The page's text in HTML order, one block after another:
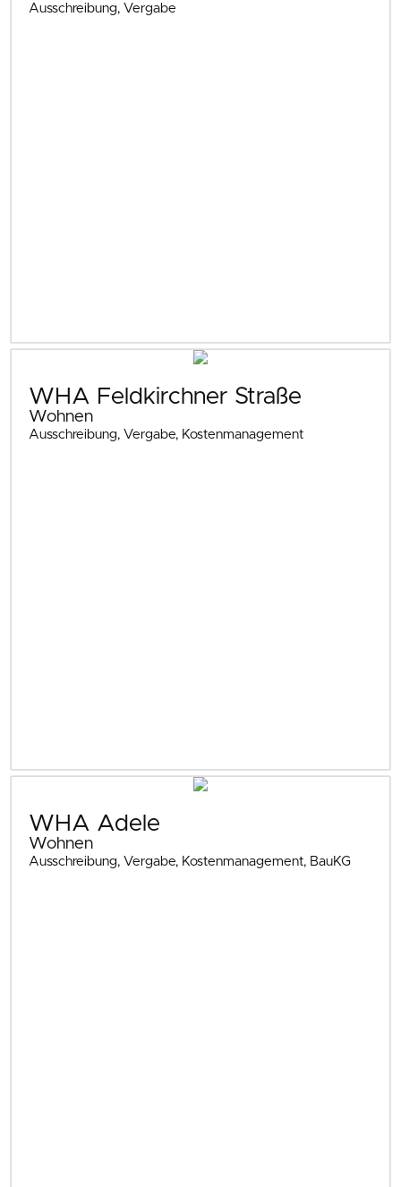
Ausschreibung, Vergabe
WHA Feldkirchner Straße
Wohnen
Ausschreibung, Vergabe, Kostenmanagement
WHA Adele
Wohnen
Ausschreibung, Vergabe, Kostenmanagement, BauKG